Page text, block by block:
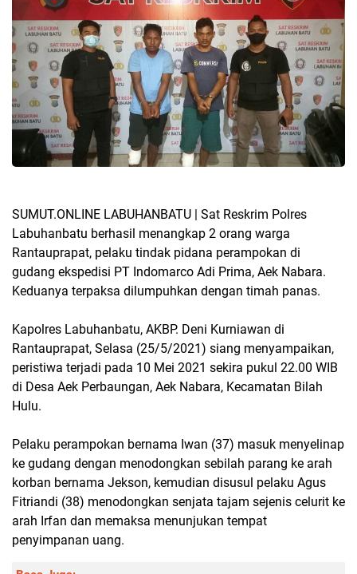
SUMUT.ONLINE LABUHANBATU | Sat Reskrim Polres
Labuhanbatu berhasil menangkap 2 orang warga
Rantauprapat, pelaku tindak pidana perampokan di
gudang ekspedisi PT Indomarco Adi Prima, Aek Nabara.
Keduanya terpaksa dilumpuhkan dengan timah panas.
Kapolres Labuhanbatu, AKBP. Deni Kurniawan di
Rantauprapat, Selasa (25/5/2021) siang menyampaikan,
peristiwa terjadi pada 10 Mei 2021 sekira pukul 22.00 WIB
di Desa Aek Perbaungan, Aek Nabara, Kecamatan Bilah
Hulu.
Pelaku perampokan bernama Iwan (37) masuk menyelinap
ke gudang dengan menodongkan sebilah parang ke arah
korban bernama Jekson, kemudian disusul pelaku Agus
Fitriandi (38) menodongkan senjata tajam sejenis celurit ke
arah Irfan dan memaksa menunjukan tempat
penyimpanan uang.